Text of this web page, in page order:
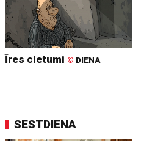
Īres cietumi © DIENA
SESTDIENA